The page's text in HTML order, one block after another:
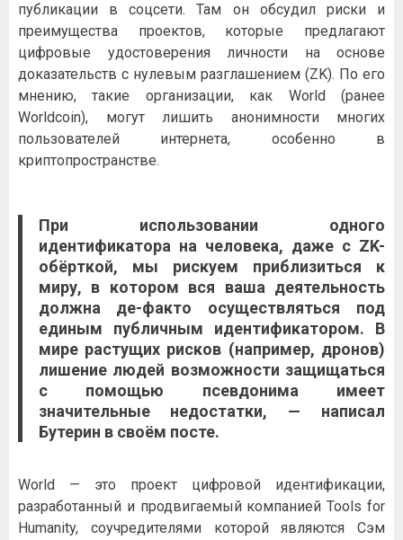
публикации в соцсети. Там он обсудил риски и
преимущества проектов, которые предлагают
цифровые удостоверения личности на основе
доказательств с нулевым разглашением (ZK). По его
мнению, такие организации, как World (ранее
Worldcoin), могут лишить анонимности многих
пользователей интернета, особенно в
криптопространстве.
При использовании одного
идентификатора на человека, даже с ZK-
обёрткой, мы рискуем приблизиться к
миру, в котором вся ваша деятельность
должна де-факто осуществляться под
единым публичным идентификатором. В
мире растущих рисков (например, дронов)
лишение людей возможности защищаться
с помощью псевдонима имеет
значительные недостатки, — написал
Бутерин в своём посте.
World — это проект цифровой идентификации,
разработанный и продвигаемый компанией Tools for
Humanity, соучредителями которой являются Сэм